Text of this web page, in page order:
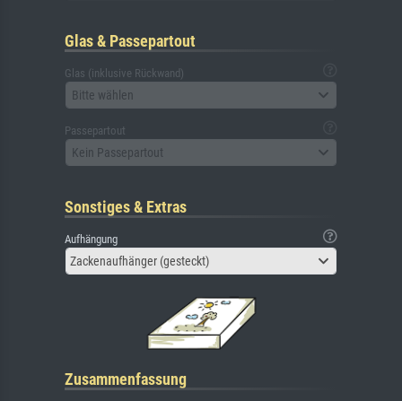
Glas & Passepartout
Glas (inklusive Rückwand)
Bitte wählen
Passepartout
Kein Passepartout
Sonstiges & Extras
Aufhängung
Zackenaufhänger (gesteckt)
Zusammenfassung